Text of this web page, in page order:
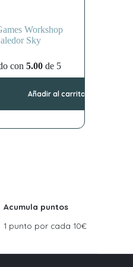
Workshop
Sky
con 5.00de 5
Añadir al carrito
Acumula puntos
1 punto por cada 10€